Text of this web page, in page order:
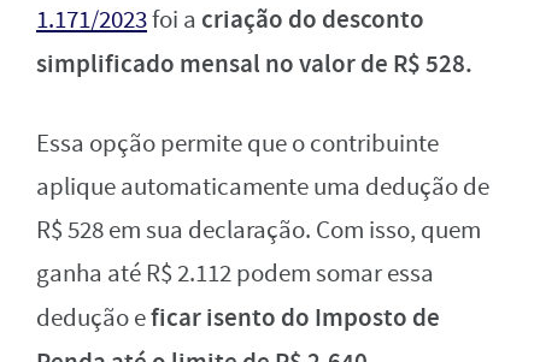
1.171/2023foi a criação do desconto
simplificado mensal no valor de R$ 528.
Essa opção permite que o contribuinte
aplique automaticamente uma dedução de
R$ 528 em sua declaração. Com isso, quem
ganha até R$ 2.112 podem somar essa
dedução eficar isento do Imposto de